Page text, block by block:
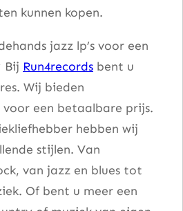
kunnen kopen.
jazz lp’s voor een
Bij Run4records bent u
Wij bieden
voor een betaalbare prijs.
hebben wij
stijlen. Van
van jazz en blues tot
Of bent u meer een